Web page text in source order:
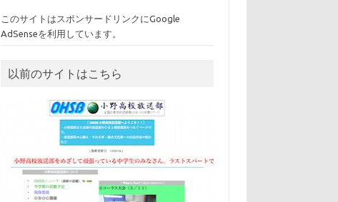
リ
ー
このサイトはスポンサードリンクにGoogle
AdSenseを利用しています。
以前のサイトはこちら